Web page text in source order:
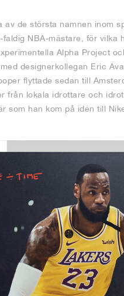
de största namnen inom
NBA-mästare, för vilka
Alpha Project
designerkollegan Eric
flyttade sedan till
från lokala idrottare och
som han kom på idén till